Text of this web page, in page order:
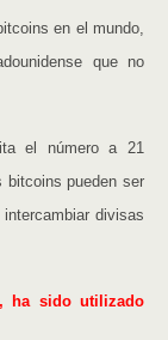
en el mundo,
que no
el número a 21
bitcoins pueden ser
divisas
ha sido utilizado